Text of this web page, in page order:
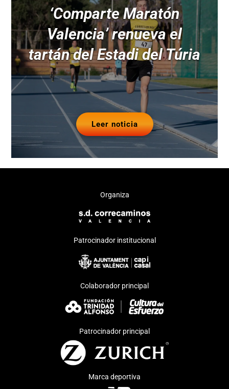
‘Comparte Maratón
Valencia’ renueva el
tartán del Estadi del Túria
Leer noticia
Organiza
Patrocinador institucional
Colaborador principal
Patrocinador principal
Marca deportiva